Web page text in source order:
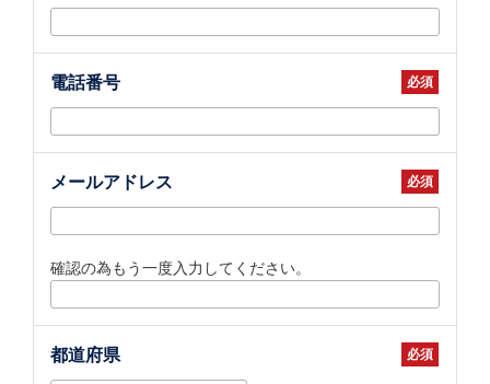
電話番号
メールアドレス
確認の為もう一度入力してください。
都道府県